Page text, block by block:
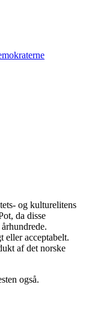
og kulturelitens
da disse
eller acceptabelt.
af det norske
også.